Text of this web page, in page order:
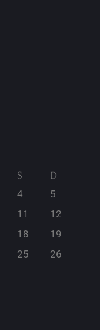
S D
4
5
11
12
18
19
25
26